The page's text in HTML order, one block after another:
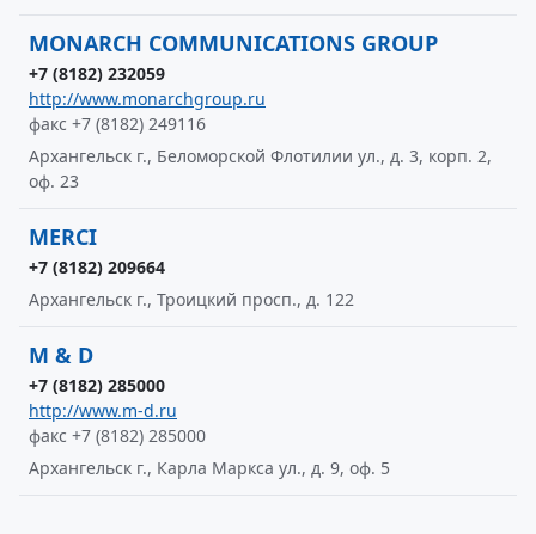
MONARCH COMMUNICATIONS GROUP
+7 (8182) 232059
http://www.monarchgroup.ru
факс +7 (8182) 249116
Архангельск г., Беломорской Флотилии ул., д. 3, корп. 2,
оф. 23
MERCI
+7 (8182) 209664
Архангельск г., Троицкий просп., д. 122
M & D
+7 (8182) 285000
http://www.m-d.ru
факс +7 (8182) 285000
Архангельск г., Карла Маркса ул., д. 9, оф. 5